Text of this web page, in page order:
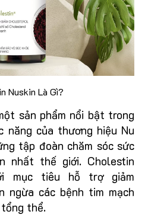
Nuskin Là Gì?
sản phẩm nổi bật trong
năng của thương hiệu Nu
tập đoàn chăm sóc sức
nhất thế giới. Cholestin
mục tiêu hỗ trợ giảm
ngừa các bệnh tim mạch
thể.